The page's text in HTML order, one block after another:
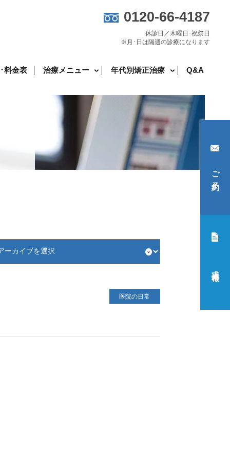
料金表 治療メニュー 年代別矯正治療 Q&A
ご予約
0120-66-4187
休診日／木曜日･祝祭日
※月･日は隔週の診療になります
医院の日常